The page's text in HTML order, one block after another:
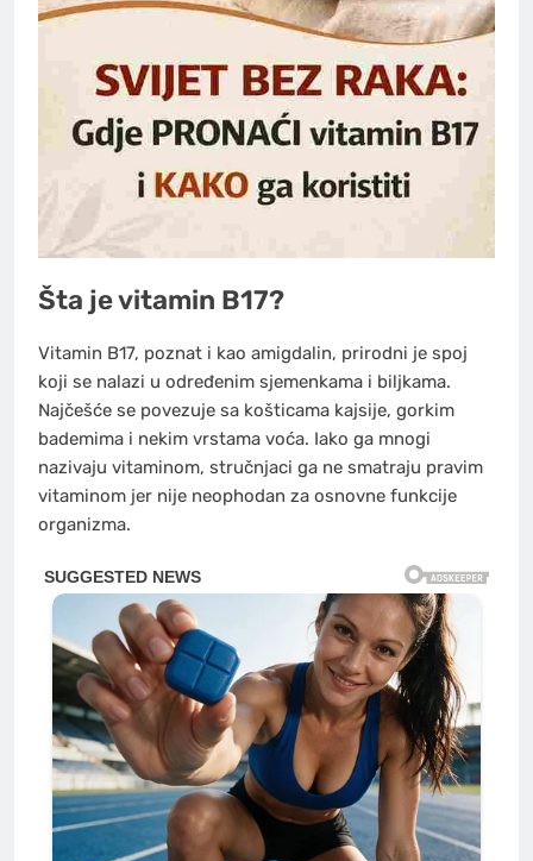
Šta je vitamin B17?
Vitamin B17, poznat i kao amigdalin, prirodni je spoj
koji se nalazi u određenim sjemenkama i biljkama.
Najčešće se povezuje sa košticama kajsije, gorkim
bademima i nekim vrstama voća. Iako ga mnogi
nazivaju vitaminom, stručnjaci ga ne smatraju pravim
vitaminom jer nije neophodan za osnovne funkcije
organizma.